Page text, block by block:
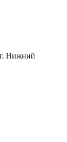
г. Нижний